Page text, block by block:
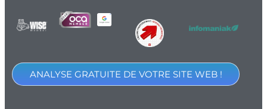
ANALYSE GRATUITE DE VOTRE SITE WEB !